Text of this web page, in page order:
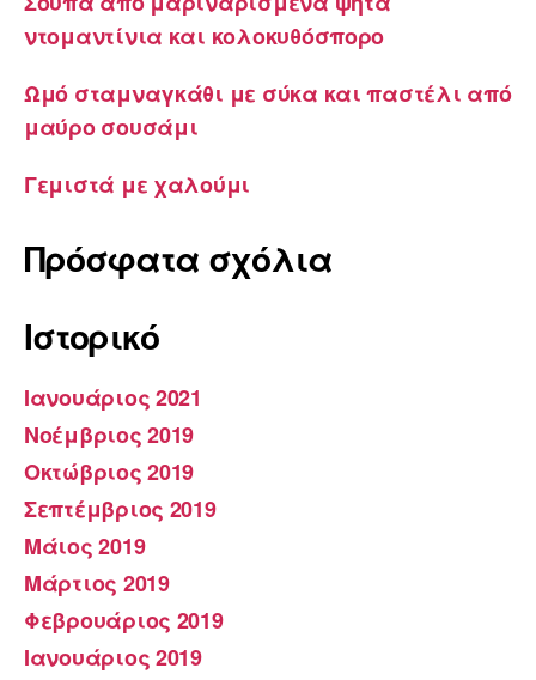
ντομαντίνια και κολοκυθόσπορο
Ωμό σταμναγκάθι με σύκα και παστέλι από
μαύρο σουσάμι
Γεμιστά με χαλούμι
Πρόσφατα σχόλια
Ιστορικό
Ιανουάριος 2021
Νοέμβριος 2019
Οκτώβριος 2019
Σεπτέμβριος 2019
Μάιος 2019
Μάρτιος 2019
Φεβρουάριος 2019
Ιανουάριος 2019